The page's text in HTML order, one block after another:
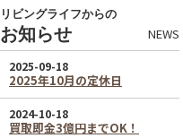
リビングライフからの
お知らせ NEWS